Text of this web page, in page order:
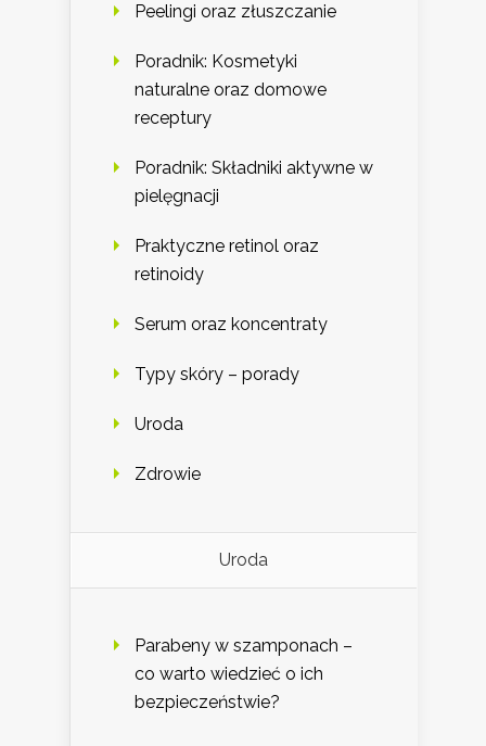
Peelingi oraz złuszczanie
Poradnik: Kosmetyki
naturalne oraz domowe
receptury
Poradnik: Składniki aktywne w
pielęgnacji
Praktyczne retinol oraz
retinoidy
Serum oraz koncentraty
Typy skóry – porady
Uroda
Zdrowie
Uroda
Parabeny w szamponach –
co warto wiedzieć o ich
bezpieczeństwie?